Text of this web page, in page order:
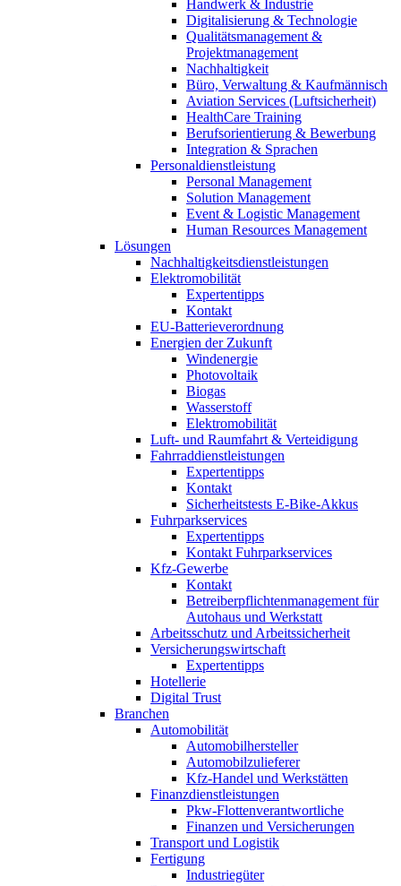
Handwerk & Industrie
Digitalisierung & Technologie
Qualitätsmanagement &
Projektmanagement
Nachhaltigkeit
Büro, Verwaltung & Kaufmännisch
Aviation Services (Luftsicherheit)
HealthCare Training
Berufsorientierung & Bewerbung
Integration & Sprachen
Personaldienstleistung
Personal Management
Solution Management
Event & Logistic Management
Human Resources Management
Lösungen
Nachhaltigkeitsdienstleistungen
Elektromobilität
Expertentipps
Kontakt
EU-Batterieverordnung
Energien der Zukunft
Windenergie
Photovoltaik
Biogas
Wasserstoff
Elektromobilität
Luft- und Raumfahrt & Verteidigung
Fahrraddienstleistungen
Expertentipps
Kontakt
Sicherheitstests E-Bike-Akkus
Fuhrparkservices
Expertentipps
Kontakt Fuhrparkservices
Kfz-Gewerbe
Kontakt
Betreiberpflichtenmanagement für
Autohaus und Werkstatt
Arbeitsschutz und Arbeitssicherheit
Versicherungswirtschaft
Expertentipps
Hotellerie
Digital Trust
Branchen
Automobilität
Automobilhersteller
Automobilzulieferer
Kfz-Handel und Werkstätten
Finanzdienstleistungen
Pkw‑Flottenverantwortliche
Finanzen und Versicherungen
Transport und Logistik
Fertigung
Industriegüter